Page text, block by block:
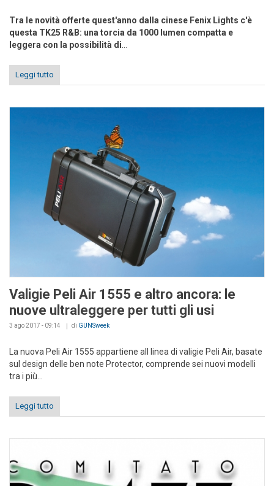
Tra le novità offerte quest'anno dalla cinese Fenix Lights c'è
questa TK25 R&B: una torcia da 1000 lumen compatta e
leggera con la possibilità di
Leggi tutto
Valigie Peli Air 1555 e altro ancora: le
nuove ultraleggere per tutti gli usi
3 ago 2017 - 09:14 di GUNSweek
La nuova Peli Air 1555 appartiene all linea di valigie Peli Air, basate
sul design delle ben note Protector, comprende sei nuovi modelli
tra i più...
Leggi tutto